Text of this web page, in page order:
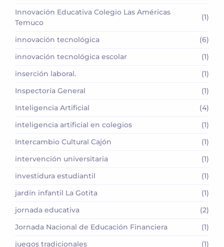
Innovación Educativa Colegio Las Américas
Temuco
(1)
innovación tecnológica
(6)
innovación tecnológica escolar
(1)
inserción laboral.
(1)
Inspectoría General
(1)
Inteligencia Artificial
(4)
inteligencia artificial en colegios
(1)
Intercambio Cultural Cajón
(1)
intervención universitaria
(1)
investidura estudiantil
(1)
jardín infantil La Gotita
(1)
jornada educativa
(2)
Jornada Nacional de Educación Financiera
(1)
juegos tradicionales
(1)